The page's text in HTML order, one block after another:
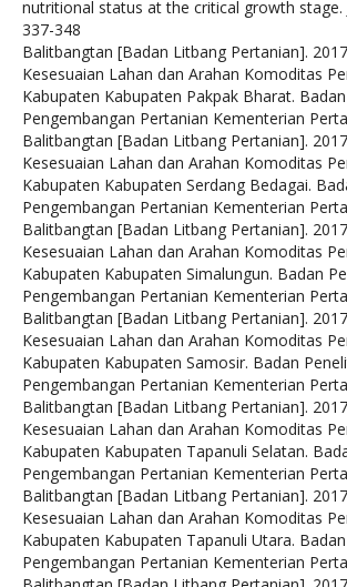
nutritional status at the critical growth stage.
337-348
Balitbangtan [Badan Litbang Pertanian].
Kesesuaian Lahan dan Arahan Komoditas
Kabupaten Kabupaten Pakpak Bharat.
Pengembangan Pertanian Kementerian
Balitbangtan [Badan Litbang Pertanian].
Kesesuaian Lahan dan Arahan Komoditas
Kabupaten Kabupaten Serdang Bedagai.
Pengembangan Pertanian Kementerian
Balitbangtan [Badan Litbang Pertanian].
Kesesuaian Lahan dan Arahan Komoditas
Kabupaten Kabupaten Simalungun. Badan
Pengembangan Pertanian Kementerian
Balitbangtan [Badan Litbang Pertanian].
Kesesuaian Lahan dan Arahan Komoditas
Kabupaten Kabupaten Samosir. Badan
Pengembangan Pertanian Kementerian
Balitbangtan [Badan Litbang Pertanian].
Kesesuaian Lahan dan Arahan Komoditas
Kabupaten Kabupaten Tapanuli Selatan.
Pengembangan Pertanian Kementerian
Balitbangtan [Badan Litbang Pertanian].
Kesesuaian Lahan dan Arahan Komoditas
Kabupaten Kabupaten Tapanuli Utara.
Pengembangan Pertanian Kementerian